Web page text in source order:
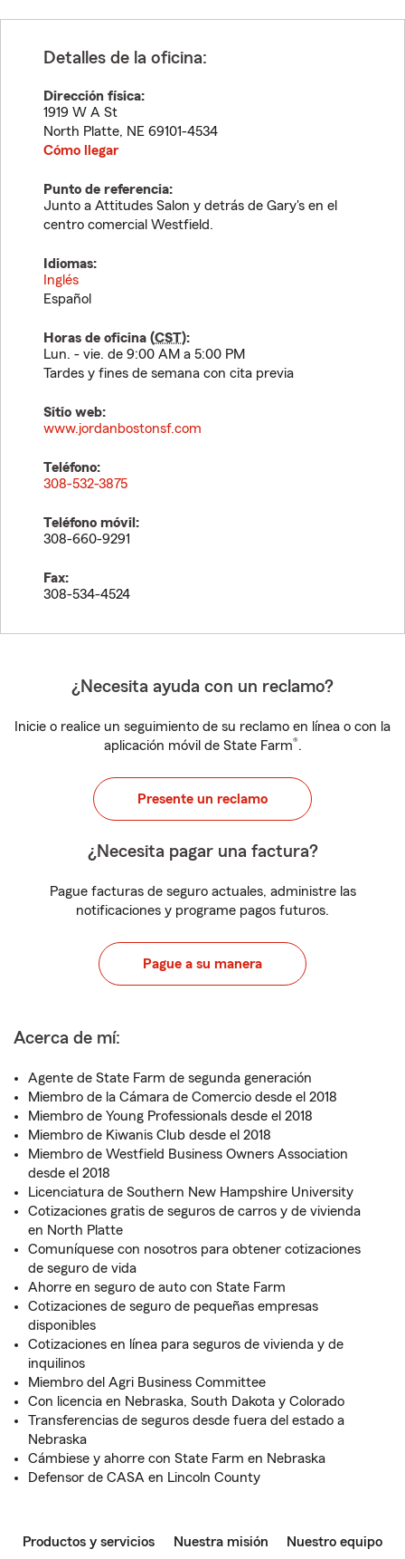
Detalles de la oficina:
Dirección física:
1919 W A St
North Platte, NE 69101-4534
Cómo llegar
Punto de referencia:
Junto a Attitudes Salon y detrás de Gary's en el
centro comercial Westfield.
Idiomas:
Inglés
Español
Horas de oficina (CST):
Lun. - vie. de 9:00 AM a 5:00 PM
Tardes y fines de semana con cita previa
Sitio web:
www.jordanbostonsf.com
Teléfono:
308-532-3875
Teléfono móvil:
308-660-9291
Fax:
308-534-4524
¿Necesita ayuda con un reclamo?
Inicie o realice un seguimiento de su reclamo en línea o con la
aplicación móvil de State Farm®.
Presente un reclamo
¿Necesita pagar una factura?
Pague facturas de seguro actuales, administre las
notificaciones y programe pagos futuros.
Pague a su manera
Acerca de mí:
Agente de State Farm de segunda generación
Miembro de la Cámara de Comercio desde el 2018
Miembro de Young Professionals desde el 2018
Miembro de Kiwanis Club desde el 2018
Miembro de Westfield Business Owners Association
desde el 2018
Licenciatura de Southern New Hampshire University
Cotizaciones gratis de seguros de carros y de vivienda
en North Platte
Comuníquese con nosotros para obtener cotizaciones
de seguro de vida
Ahorre en seguro de auto con State Farm
Cotizaciones de seguro de pequeñas empresas
disponibles
Cotizaciones en línea para seguros de vivienda y de
inquilinos
Miembro del Agri Business Committee
Con licencia en Nebraska, South Dakota y Colorado
Transferencias de seguros desde fuera del estado a
Nebraska
Cámbiese y ahorre con State Farm en Nebraska
Defensor de CASA en Lincoln County
Productos y servicios Nuestra misión Nuestro equipo